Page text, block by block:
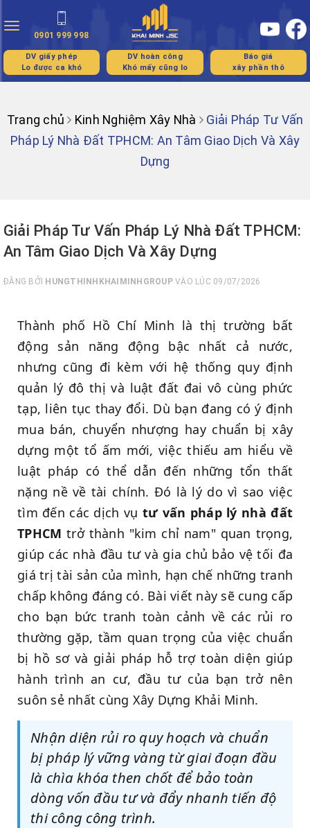
Toggle
navigation
0901 999 998
DV giấy phép
Lo được ca khó
DV hoàn công
Khó mấy cũng lo
Báo giá
xây phần thô
Trang chủ Kinh Nghiệm Xây Nhà
Giải Pháp Tư Vấn
Pháp Lý Nhà Đất TPHCM: An Tâm Giao Dịch Và Xây
Dựng
Giải Pháp Tư Vấn Pháp Lý Nhà Đất TPHCM:
An Tâm Giao Dịch Và Xây Dựng
ĐĂNG BỞI HUNGTHINHKHAIMINHGROUPVÀO LÚC 09/07/2026
Thành phố Hồ Chí Minh là thị trường bất
động sản năng động bậc nhất cả nước,
nhưng cũng đi kèm với hệ thống quy định
quản lý đô thị và luật đất đai vô cùng phức
tạp, liên tục thay đổi. Dù bạn đang có ý định
mua bán, chuyển nhượng hay chuẩn bị xây
dựng một tổ ấm mới, việc thiếu am hiểu về
luật pháp có thể dẫn đến những tổn thất
nặng nề về tài chính. Đó là lý do vì sao việc
tìm đến các dịch vụ tư vấn pháp lý nhà đất
TPHCM trở thành "kim chỉ nam" quan trọng,
giúp các nhà đầu tư và gia chủ bảo vệ tối đa
giá trị tài sản của mình, hạn chế những tranh
chấp không đáng có. Bài viết này sẽ cung cấp
cho bạn bức tranh toàn cảnh về các rủi ro
thường gặp, tầm quan trọng của việc chuẩn
bị hồ sơ và giải pháp hỗ trợ toàn diện giúp
hành trình an cư, đầu tư của bạn trở nên
suôn sẻ nhất cùng Xây Dựng Khải Minh.
Nhận diện rủi ro quy hoạch và chuẩn
bị pháp lý vững vàng từ giai đoạn đầu
là chìa khóa then chốt để bảo toàn
dòng vốn đầu tư và đẩy nhanh tiến độ
thi công công trình.